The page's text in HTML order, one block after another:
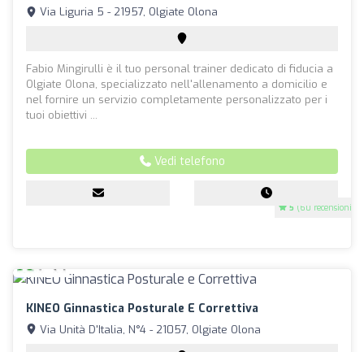
5 (60 recensioni)
Via Liguria 5 - 21957, Olgiate Olona
Fabio Mingirulli è il tuo personal trainer dedicato di fiducia a
Olgiate Olona, specializzato nell'allenamento a domicilio e
nel fornire un servizio completamente personalizzato per i
tuoi obiettivi ...
Vedi telefono
KINEO Ginnastica Posturale E Correttiva
Via Unità D'Italia, N°4 - 21057, Olgiate Olona